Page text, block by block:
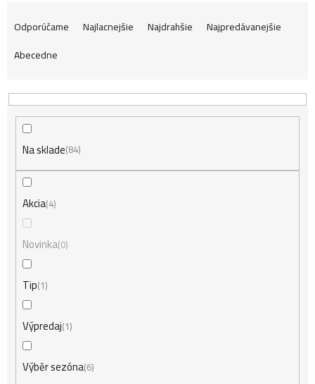
R
a
d
e
Odporúčame Najlacnejšie Najdrahšie
Najpredávanejšie
Abecedne
Na sklade 84
Akcia 4
Novinka 0
Tip 1
Výpredaj 1
Výběr sezóna 6